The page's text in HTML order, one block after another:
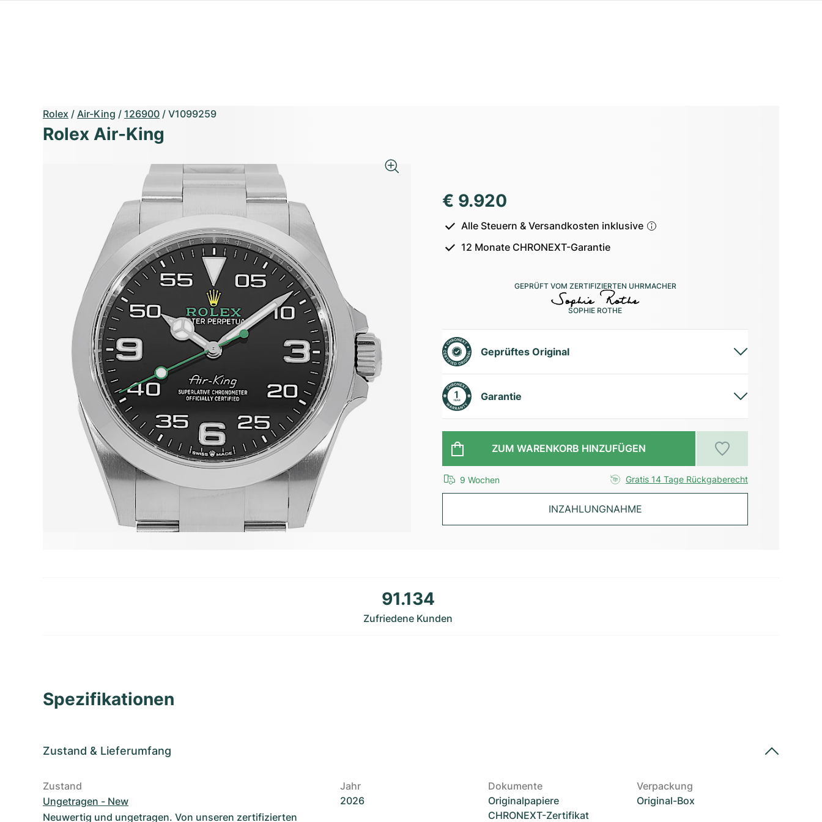
Rolex / Air-King / 126900 / V1099259
Rolex Air-King
€ 9.920
Alle Steuern & Versandkosten inklusive
12 Monate CHRONEXT-Garantie
GEPRÜFT VOM ZERTIFIZIERTEN UHRMACHER
SOPHIE ROTHE
Geprüftes Original
Garantie
ZUM WARENKORB HINZUFÜGEN
9 Wochen Gratis 14 Tage Rückgaberecht
INZAHLUNGNAHME
91.134
Zufriedene Kunden
Spezifikationen
Zustand & Lieferumfang
Zustand
Ungetragen - New
Neuwertig und ungetragen. Von unseren zertifizierten
Jahr
2026
Dokumente
Originalpapiere
CHRONEXT-Zertifikat
Verpackung
Original-Box